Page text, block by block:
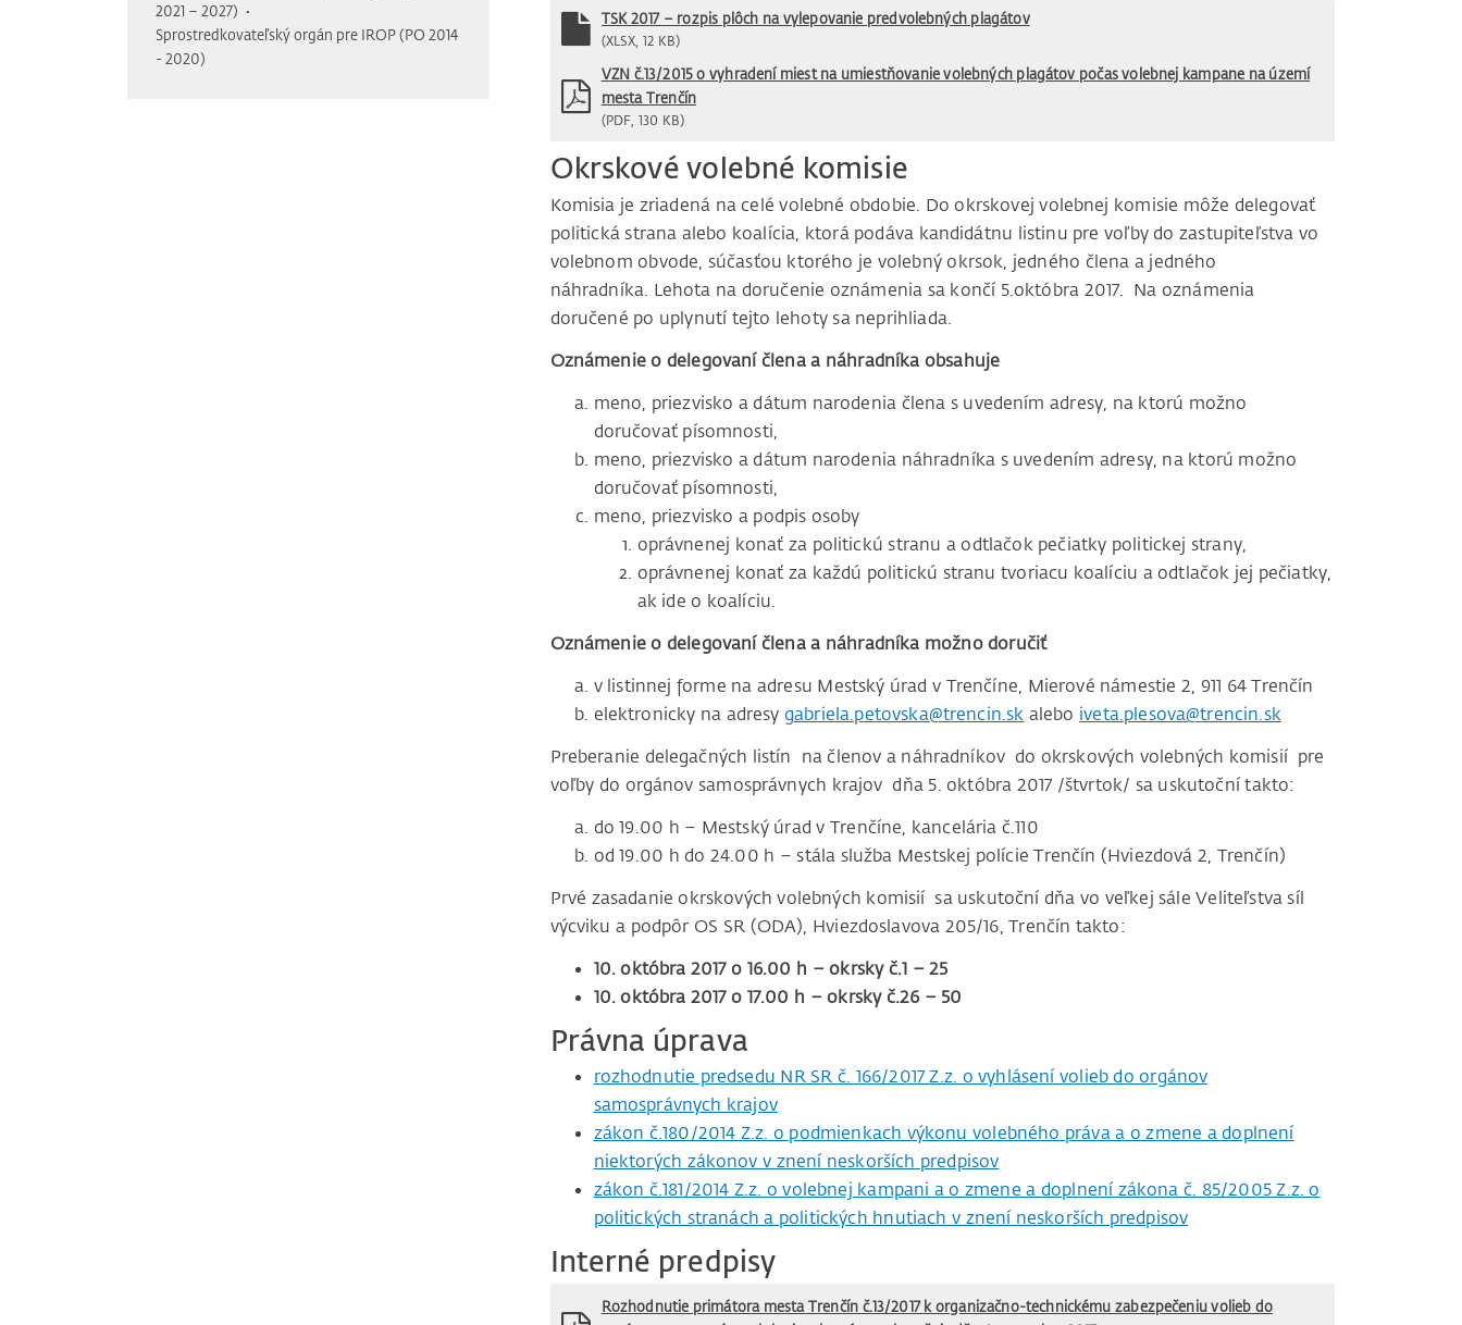
2021 – 2027)
Sprostredkovateľský orgán pre IROP (PO 2014
- 2020)
TSK 2017 – rozpis plôch na vylepovanie predvolebných plagátov
(XLSX, 12 KB)
VZN č.13/2015 o vyhradení miest na umiestňovanie volebných plagátov počas volebnej kampane na území
mesta Trenčín
(PDF, 130 KB)
Okrskové volebné komisie
Komisia je zriadená na celé volebné obdobie. Do okrskovej volebnej komisie môže delegovať
politická strana alebo koalícia, ktorá podáva kandidátnu listinu pre voľby do zastupiteľstva vo
volebnom obvode, súčasťou ktorého je volebný okrsok, jedného člena a jedného
náhradníka. Lehota na doručenie oznámenia sa končí 5.októbra 2017. Na oznámenia
doručené po uplynutí tejto lehoty sa neprihliada.
Oznámenie o delegovaní člena a náhradníka obsahuje
meno, priezvisko a dátum narodenia člena s uvedením adresy, na ktorú možno
doručovať písomnosti,
meno, priezvisko a dátum narodenia náhradníka s uvedením adresy, na ktorú možno
doručovať písomnosti,
meno, priezvisko a podpis osoby
oprávnenej konať za politickú stranu a odtlačok pečiatky politickej strany,
oprávnenej konať za každú politickú stranu tvoriacu koalíciu a odtlačok jej pečiatky,
ak ide o koalíciu.
Oznámenie o delegovaní člena a náhradníka možno doručiť
v listinnej forme na adresu Mestský úrad v Trenčíne, Mierové námestie 2, 911 64 Trenčín
elektronicky na adresygabriela.petovska@trencin.sk alebo iveta.plesova@trencin.sk
Preberanie delegačných listín na členov a náhradníkov do okrskových volebných komisií pre
voľby do orgánov samosprávnych krajov dňa 5. októbra 2017 /štvrtok/ sa uskutoční takto:
do 19.00 h – Mestský úrad v Trenčíne, kancelária č.110
od 19.00 h do 24.00 h – stála služba Mestskej polície Trenčín (Hviezdová 2, Trenčín)
Prvé zasadanie okrskových volebných komisií sa uskutoční dňa vo veľkej sále Veliteľstva síl
výcviku a podpôr OS SR (ODA), Hviezdoslavova 205/16, Trenčín takto:
10. októbra 2017 o 16.00 h – okrsky č.1 – 25
10. októbra 2017 o 17.00 h – okrsky č.26 – 50
Právna úprava
rozhodnutie predsedu NR SR č. 166/2017 Z.z. o vyhlásení volieb do orgánov
samosprávnych krajov
zákon č.180/2014 Z.z. o podmienkach výkonu volebného práva a o zmene a doplnení
niektorých zákonov v znení neskorších predpisov
zákon č.181/2014 Z.z. o volebnej kampani a o zmene a doplnení zákona č. 85/2005 Z.z. o
politických stranách a politických hnutiach v znení neskorších predpisov
Interné predpisy
Rozhodnutie primátora mesta Trenčín č.13/2017 k organizačno-technickému zabezpečeniu volieb do